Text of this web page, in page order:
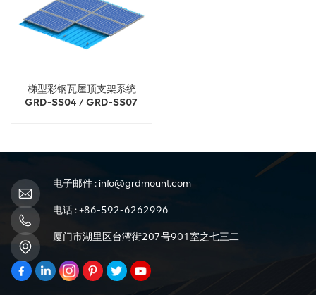
梯型彩钢瓦屋顶支架系统
GRD-SS04 / GRD-SS07
电子邮件 : info@grdmount.com
电话 :+86-592-6262996
厦门市湖里区台湾街207号901室之七三二